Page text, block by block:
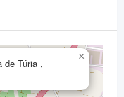
de Túria ,
×